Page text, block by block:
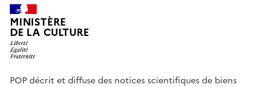
MINISTÈRE
DE LA CULTURE
POP décrit et diffuse des notices scientifiques de biens